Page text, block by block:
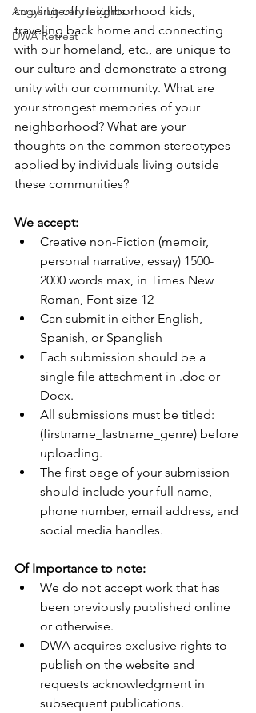
Angys Literary Insights
DWA Retreat
cooling-off neighborhood kids,
traveling back home and connecting
with our homeland, etc., are unique to
our culture and demonstrate a strong
unity with our community. What are
your strongest memories of your
neighborhood? What are your
thoughts on the common stereotypes
applied by individuals living outside
these communities?
We accept:
Creative non-Fiction (memoir,
personal narrative, essay) 1500-
2000 words max, in Times New
Roman, Font size 12
Can submit in either English,
Spanish, or Spanglish
Each submission should be a
single file attachment in .doc or
Docx.
All submissions must be titled:
(firstname_lastname_genre) before
uploading.
The first page of your submission
should include your full name,
phone number, email address, and
social media handles.
Of Importance to note:
We do not accept work that has
been previously published online
or otherwise.
DWA acquires exclusive rights to
publish on the website and
requests acknowledgment in
subsequent publications.